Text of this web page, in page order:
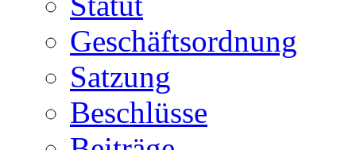
Geschäftsordnung
Satzung
Beschlüsse